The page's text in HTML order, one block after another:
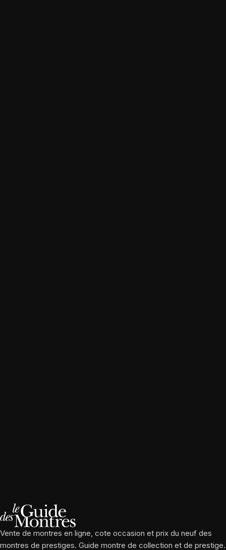
Vente de montres en ligne, cote occasion et prix du neuf des
montres de prestiges. Guide montre de collection et de prestige.